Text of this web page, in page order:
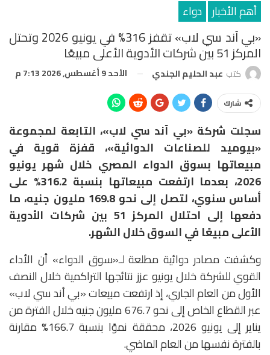
أهم الأخبار دواء
«بي آند سي لاب» تقفز 316% في يونيو 2026 وتحتل
المركز 51 بين شركات الأدوية الأعلى مبيعًا
كتب عبد الحليم الجندي الأحد 9 أغسطس, 2026 7:13 م
شارك
سجلت شركة «بي آند سي لاب»، التابعة لمجموعة
«بيوميد للصناعات الدوائية»، قفزة قوية في
مبيعاتها بسوق الدواء المصري خلال شهر يونيو
2026، بعدما ارتفعت مبيعاتها بنسبة 316.2% على
أساس سنوي، لتصل إلى نحو 169.8 مليون جنيه، ما
دفعها إلى احتلال المركز 51 بين شركات الأدوية
الأعلى مبيعًا في السوق خلال الشهر.
وكشفت مصادر دوائية مطلعة لـ«سوق الدواء» أن الأداء
القوي للشركة خلال يونيو عزز نتائجها التراكمية خلال النصف
الأول من العام الجاري، إذ ارتفعت مبيعات «بي أند سي لاب»
عبر القطاع الخاص إلى نحو 676.7 مليون جنيه خلال الفترة من
يناير إلى يونيو 2026، محققة نموًا بنسبة 166.7% مقارنة
بالفترة نفسها من العام الماضي.